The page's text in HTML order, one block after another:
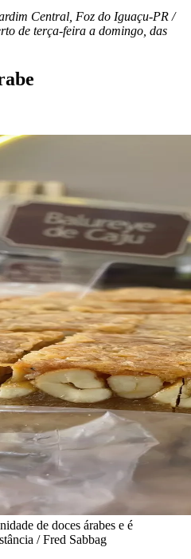
Central, Foz do Iguaçu-PR /
de terça-feira a domingo, das
de doces árabes e é
/ Fred Sabbag